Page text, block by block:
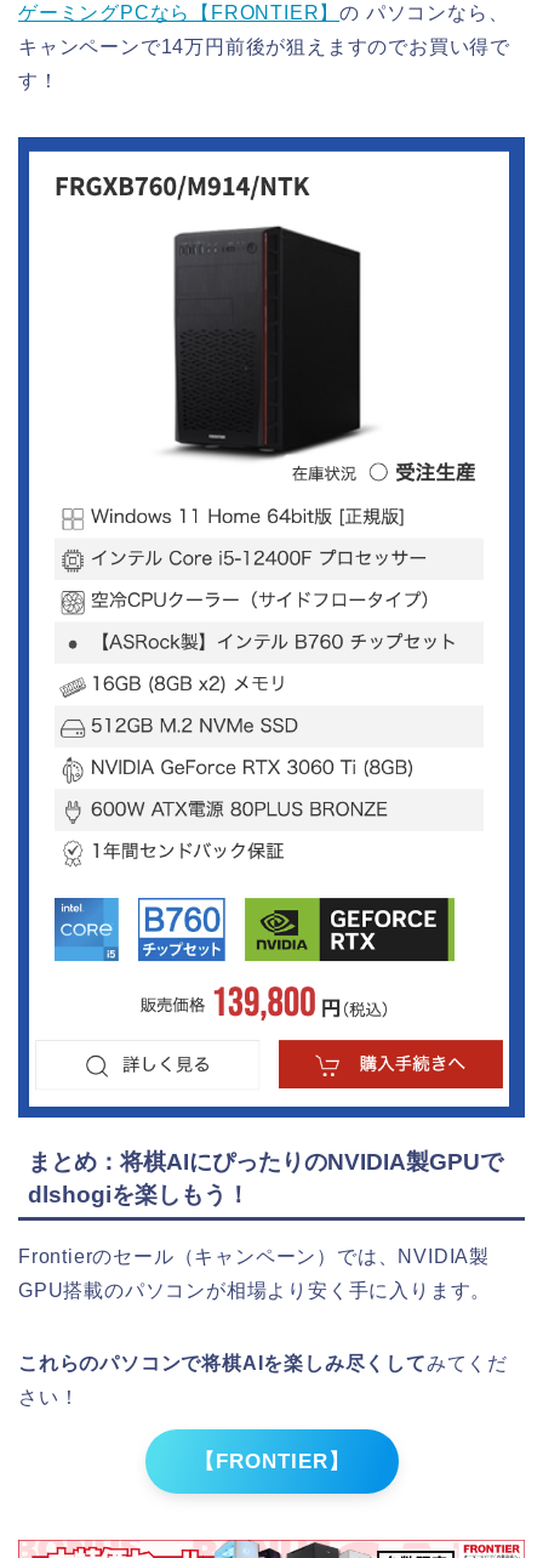
ゲーミングPCなら【FRONTIER】の パソコンなら、
キャンペーンで14万円前後が狙えますのでお買い得で
す！
まとめ：将棋AIにぴったりのNVIDIA製GPUで
dlshogiを楽しもう！
Frontierのセール（キャンペーン）では、NVIDIA製
GPU搭載のパソコンが相場より安く手に入ります。
これらのパソコンで将棋AIを楽しみ尽くしてみてくだ
さい！
【FRONTIER】